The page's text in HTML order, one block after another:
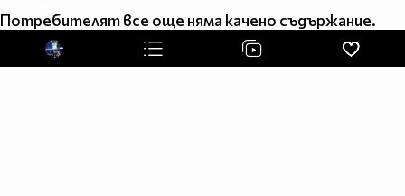
Потребителят все още няма качено съдържание.